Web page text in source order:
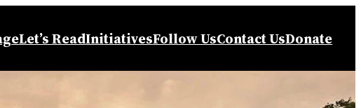
Let’s ReadInitiativesFollow UsContact UsDonate